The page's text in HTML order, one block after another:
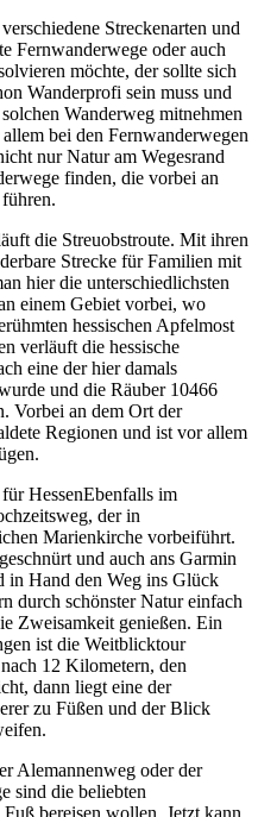
Streckenarten und
Fernwanderwege oder auch
möchte, der sollte sich
Wanderprofi sein muss und
Wanderweg mitnehmen
bei den Fernwanderwegen
nur Natur am Wegesrand
finden, die vorbei an
die Streuobstroute. Mit ihren
Strecke für Familien mit
hier die unterschiedlichsten
einem Gebiet vorbei, wo
hessischen Apfelmost
verläuft die hessische
eine der hier damals
und die Räuber 10466
Vorbei an dem Ort der
Regionen und ist vor allem
Ebenfalls im
der in
Marienkirche vorbeiführt.
und auch ans Garmin
in Hand den Weg ins Glück
durch schönster Natur einfach
Zweisamkeit genießen. Ein
ist die Weitblicktour
12 Kilometern, den
dann liegt eine der
zu Füßen und der Blick
Alemannenweg oder der
sind die beliebten